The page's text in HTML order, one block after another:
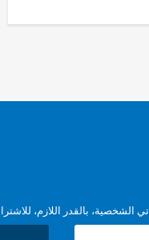
الشخصية، بالقدر اللازم،